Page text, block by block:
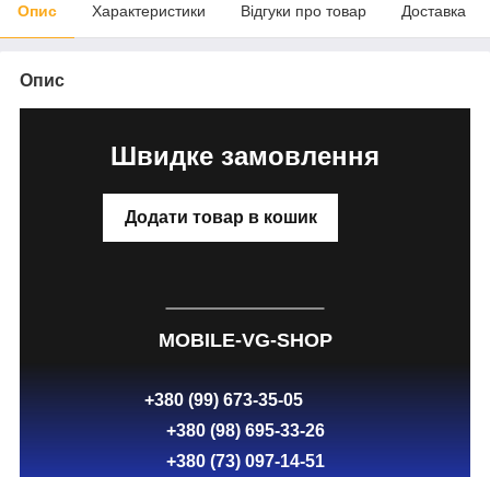
Опис Характеристики Відгуки про товар Доставка
Опис
Швидке замовлення
Додати товар в кошик
MOBILE-VG-SHOP
+380 (99) 673-35-05
+380 (98) 695-33-26
+380 (73) 097-14-51